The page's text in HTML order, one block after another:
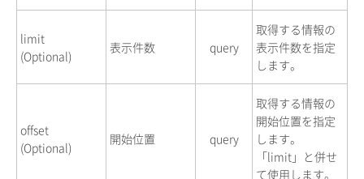
limit
(Optional)
表示件数 query
取得する情報の
表示件数を指定
します。
offset
(Optional)
開始位置 query
取得する情報の
開始位置を指定
します。
「limit」と併せ
て使用します。